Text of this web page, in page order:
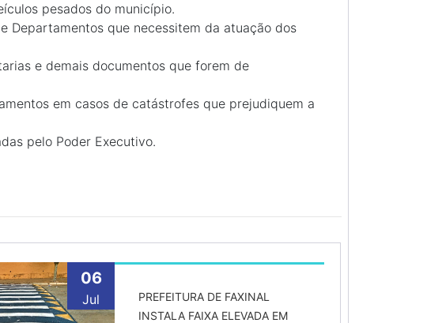
pesados do município.
Departamentos que necessitem da atuação dos
e demais documentos que forem de
em casos de catástrofes que prejudiquem a
pelo Poder Executivo.
06
Jul
PREFEITURA DE FAXINAL
INSTALA FAIXA ELEVADA EM